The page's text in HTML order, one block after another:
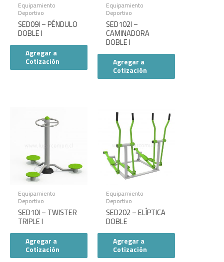
Equipamiento
Deportivo
SED09I – PÉNDULO
DOBLE I
Agregar a
Cotización
Equipamiento
Deportivo
SED102I –
CAMINADORA
DOBLE I
Agregar a
Cotización
Equipamiento
Deportivo
SED10I – TWISTER
TRIPLE I
Agregar a
Cotización
Equipamiento
Deportivo
SED202 – ELÍPTICA
DOBLE
Agregar a
Cotización